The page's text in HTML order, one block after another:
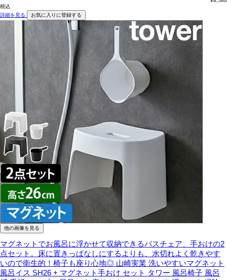
税込
詳細を見る
お気に入りに登録する
他の画像を見る
マグネットでお風呂に浮かせて収納できるバスチェア、手おけの2
点セット。床に置きっぱなしにするよりも、水切れよく乾きやす
いので衛生的！椅子も座り心地◎ 山崎実業 洗いやすいマグネット
風呂イス SH26 + マグネット手おけ セット タワー 風呂椅子 風呂